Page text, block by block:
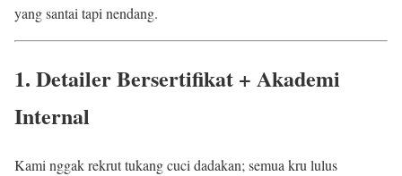
yang santai tapi nendang.
1. Detailer Bersertifikat + Akademi
Internal
Kami nggak rekrut tukang cuci dadakan; semua kru lulus